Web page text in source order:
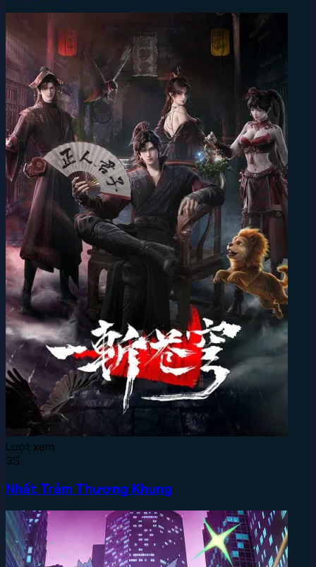
Lượt xem:
35
Nhất Trảm Thương Khung